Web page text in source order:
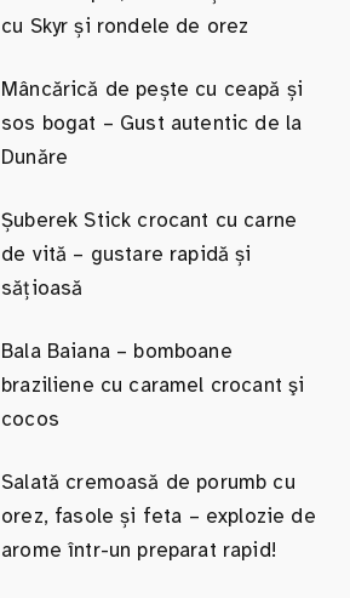
cu Skyr și rondele de orez
Mâncărică de pește cu ceapă și
sos bogat – Gust autentic de la
Dunăre
Șuberek Stick crocant cu carne
de vită – gustare rapidă și
sățioasă
Bala Baiana – bomboane
braziliene cu caramel crocant şi
cocos
Salată cremoasă de porumb cu
orez, fasole și feta – explozie de
arome într-un preparat rapid!